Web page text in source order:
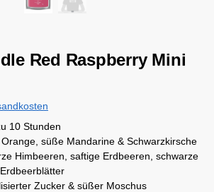
Red Raspberry Mini
10 Stunden
süße Mandarine & Schwarzkirsche
Himbeeren, saftige Erdbeeren, schwarze
Zucker & süßer Moschus